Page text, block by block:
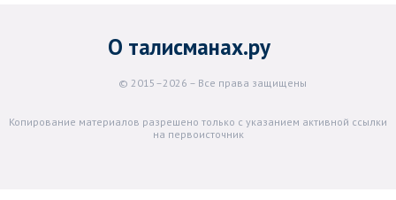
О талисманах.ру
© 2015–2026 – Все права защищены
Копирование материалов разрешено только с указанием активной ссылки
на первоисточник